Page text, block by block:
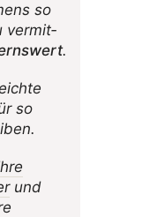
so
vermit­
.
so
und